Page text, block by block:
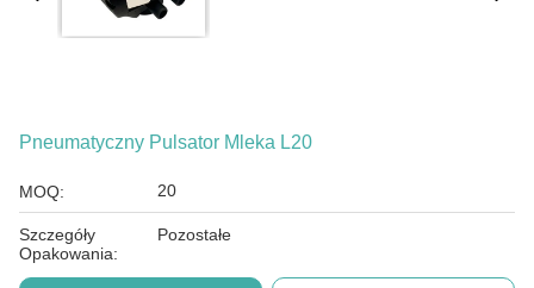
Pneumatyczny Pulsator Mleka L20
MOQ: 20
Szczegóły
Opakowania:
Pozostałe